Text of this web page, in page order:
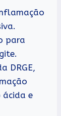
para
DRGE,
ácida e